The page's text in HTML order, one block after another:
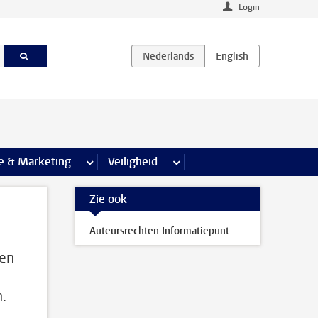
Login
& Marketing meer Communicatie & Marketing pagina’s
Veiligheid meer Veiligheid pagina’s
Zie ook
Auteursrechten Informatiepunt